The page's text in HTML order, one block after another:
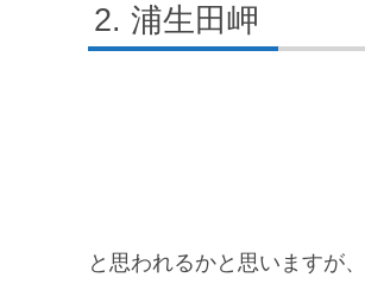
浦生田岬
と思われるかと思いますが、